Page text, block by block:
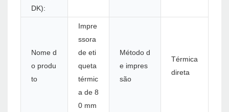
DK):
Nome d
o produ
to
Impre
ssora
de eti
queta
térmic
a de 8
0 mm
Método d
e impres
são
Térmica
direta